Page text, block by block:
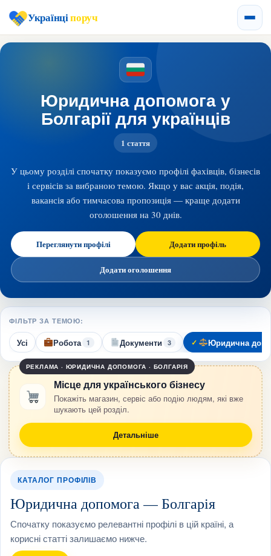
Українціпоруч
Юридична допомога у
Болгарії для українців
1 стаття
У цьому розділі спочатку показуємо профілі фахівців, бізнесів
і сервісів за вибраною темою. Якщо у вас акція, подія,
вакансія або тимчасова пропозиція — краще додати
оголошення на 30 днів.
Переглянути профілі Додати профіль
Додати оголошення
ФІЛЬТР ЗА ТЕМОЮ:
Усі Робота 1 Документи 3 Юридична
РЕКЛАМА · ЮРИДИЧНА ДОПОМОГА · БОЛГАРІЯ
Місце для українського бізнесу
Покажіть магазин, сервіс або подію людям, які вже
шукають цей розділ.
Детальніше
КАТАЛОГ ПРОФІЛІВ
Юридична допомога — Болгарія
Спочатку показуємо релевантні профілі в цій країні, а
корисні статті залишаємо нижче.